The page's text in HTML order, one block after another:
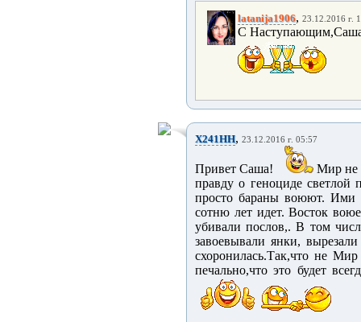
latanija1906, 23.12.2016 г.
С
X241HH, 23.12.2016 г. 05:57
Привет Саша!
Мир не
правду о геноциде светлой
просто бараны воюют. Ими
сотню лет идет. Восток
убивали послов,. В том
завоевывали янки,
схоронилась.Так,что не
печально,что это будет